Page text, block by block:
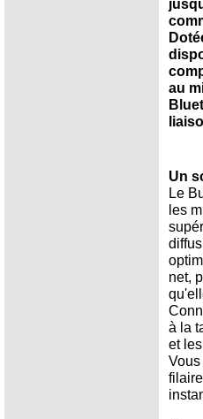
au
Un
Le
les
net,
à la
et